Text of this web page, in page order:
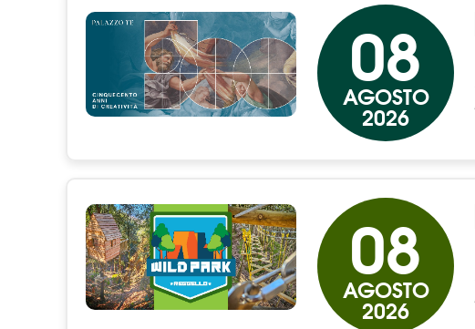
08
AGOSTO
2026
08
AGOSTO
2026